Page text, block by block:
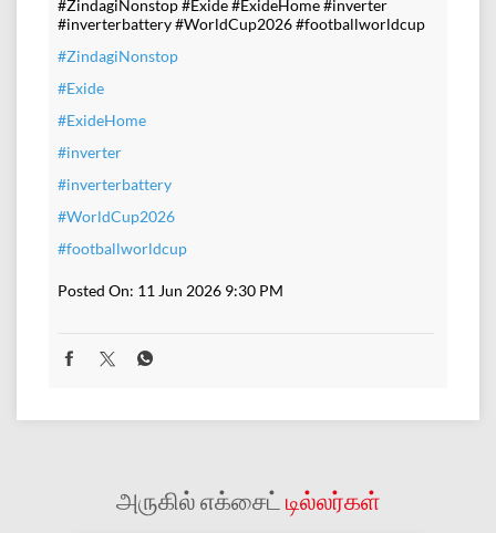
#ZindagiNonstop #Exide #ExideHome #inverter
#inverterbattery #WorldCup2026 #footballworldcup
#ZindagiNonstop
#Exide
#ExideHome
#inverter
#inverterbattery
#WorldCup2026
#footballworldcup
Posted On: 11 Jun 2026 9:30 PM
அருகில் எக்சைட் டில்லர்கள்